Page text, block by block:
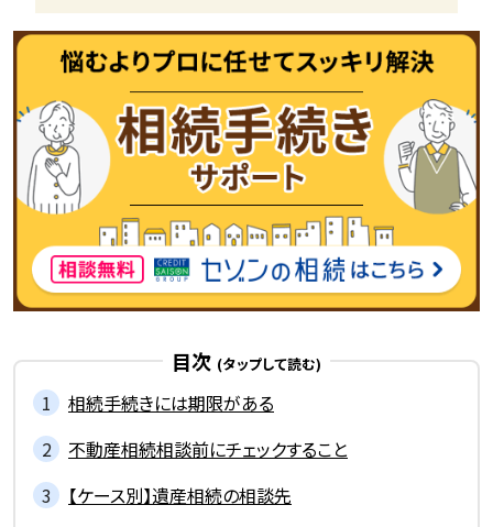
目次
相続手続きには期限がある
不動産相続相談前にチェックすること
【ケース別】遺産相続の相談先